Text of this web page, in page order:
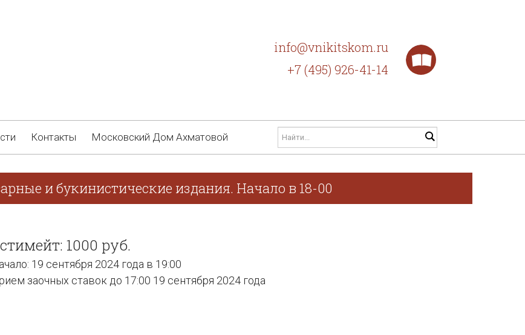
info@vnikitskom.ru
+7 (495) 926-41-14
Контакты Московский Дом Ахматовой
и букинистические издания. Начало в 18-00
1000 руб.
19 сентября 2024 года в 19:00
заочных ставок до 17:00 19 сентября 2024 года